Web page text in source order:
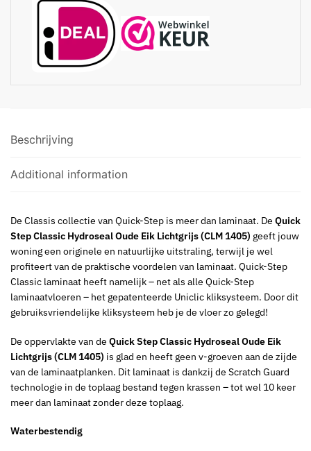
Beschrijving
Additional information
De Classis collectie van Quick-Step is meer dan laminaat. De Quick
Step Classic Hydroseal Oude Eik Lichtgrijs (CLM 1405) geeft jouw
woning een originele en natuurlijke uitstraling, terwijl je wel
profiteert van de praktische voordelen van laminaat. Quick-Step
Classic laminaat heeft namelijk – net als alle Quick-Step
laminaatvloeren – het gepatenteerde Uniclic kliksysteem. Door dit
gebruiksvriendelijke kliksysteem heb je de vloer zo gelegd!
De oppervlakte van de Quick Step Classic Hydroseal Oude Eik
Lichtgrijs (CLM 1405) is glad en heeft geen v-groeven aan de zijde
van de laminaatplanken. Dit laminaat is dankzij de Scratch Guard
technologie in de toplaag bestand tegen krassen – tot wel 10 keer
meer dan laminaat zonder deze toplaag.
Waterbestendig